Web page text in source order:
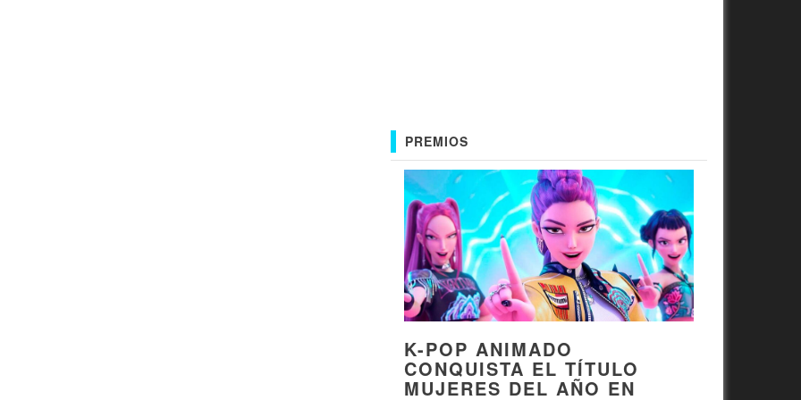
PREMIOS
K-POP ANIMADO
CONQUISTA EL TÍTULO
MUJERES DEL AÑO EN